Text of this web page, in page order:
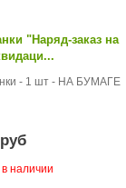
"Наряд-заказ на
- 1 шт - НА БУМАГЕ
наличии